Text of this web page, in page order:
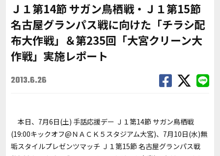
Ｊ１第14節 サガン鳥栖戦・Ｊ１第15節
名古屋グランパス戦に向けた「チラシ配
布大作戦」＆第235回「大宮クリーン大
作戦」実施レポート
2013.6.26
本日、7月6日(土) 手話応援デー Ｊ１第14節 サガン鳥栖戦
(19:00キックオフ@ＮＡＣＫ５スタジアム大宮)、7月10日(水)無
垢スタイルプレゼンツマッチ Ｊ１第15節 名古屋グランパス戦